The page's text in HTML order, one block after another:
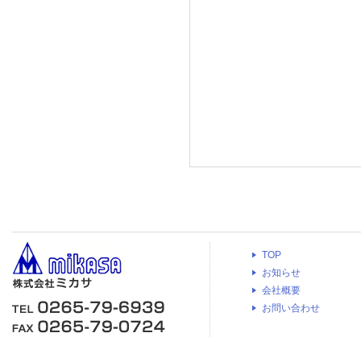
TOP
お知らせ
会社概要
お問い合わせ